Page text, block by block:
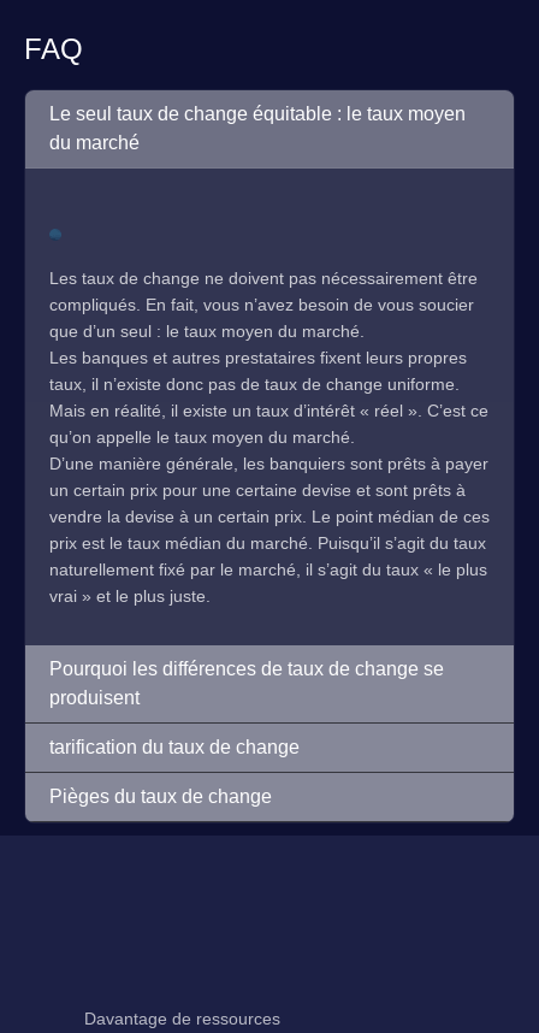
FAQ
Le seul taux de change équitable : le taux moyen
du marché
Les taux de change ne doivent pas nécessairement être
compliqués. En fait, vous n’avez besoin de vous soucier
que d’un seul : le taux moyen du marché.
Les banques et autres prestataires fixent leurs propres
taux, il n’existe donc pas de taux de change uniforme.
Mais en réalité, il existe un taux d’intérêt « réel ». C’est ce
qu’on appelle le taux moyen du marché.
D’une manière générale, les banquiers sont prêts à payer
un certain prix pour une certaine devise et sont prêts à
vendre la devise à un certain prix. Le point médian de ces
prix est le taux médian du marché. Puisqu’il s’agit du taux
naturellement fixé par le marché, il s’agit du taux « le plus
vrai » et le plus juste.
Pourquoi les différences de taux de change se
produisent
tarification du taux de change
Pièges du taux de change
Davantage de ressources